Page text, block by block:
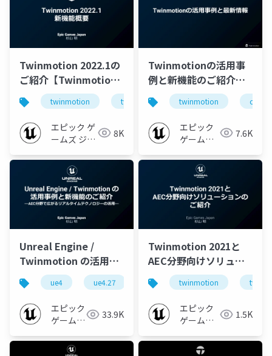
Twinmotion 2022.1の
ご紹介【Twinmotion
2022.1のご紹介】
twinmotion twinmotion2022
エピック ゲ
ームズ ジャ
8K
Twinmotionの活用事
例と新機能のご紹介
【CEDEC+KYUSHU
2021 ONLINE】
twinmotion
エピック
ゲームズ
7.6K
Unreal Engine /
Twinmotion の活用事
例と新機能のご紹介
【Archi Future 2021】
ue4 ue4.27 twinmotion
エピック
ゲームズ
33.9K
Twinmotion 2021と
AEC分野向けソリュー
ションのご紹介【Epic
Games Japanが語る
Twinmotion 2021と
AEC分野向けソリュー
ションのご紹介】
twinmotion
エピック
ゲームズ
1.5K